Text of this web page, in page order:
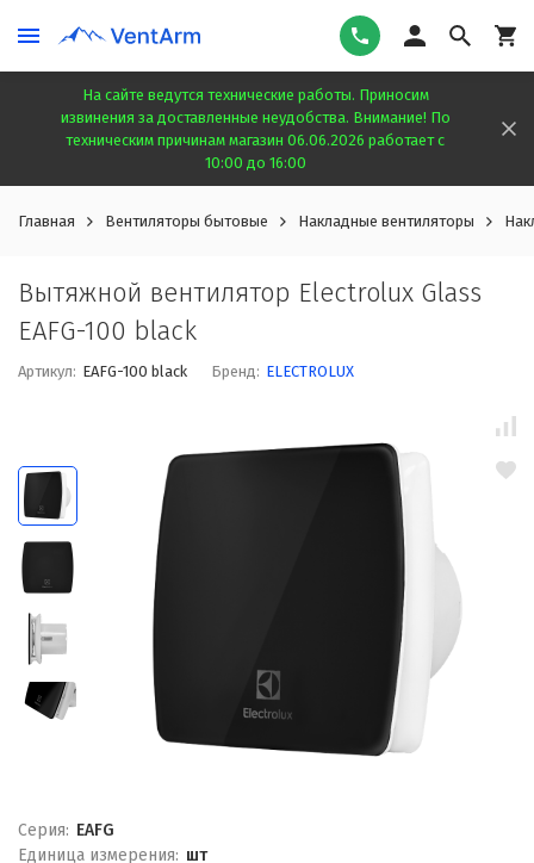
На сайте ведутся технические работы. Приносим
извинения за доставленные неудобства. Внимание! По
техническим причинам магазин 06.06.2026 работает с
10:00 до 16:00
Главная Вентиляторы бытовые Накладные вентиляторы
Вытяжной вентилятор Electrolux Glass
EAFG-100 black
Артикул: EAFG-100 black Бренд: ELECTROLUX
Серия: EAFG
Единица измерения: шт